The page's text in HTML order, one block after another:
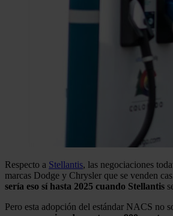
Respecto a Stellantis, las negociaciones
marcas Dodge y Chrysler que se venden
sería eso sí hasta 2025 cuando Stellantis
Pero esta adopción del estándar NACS no